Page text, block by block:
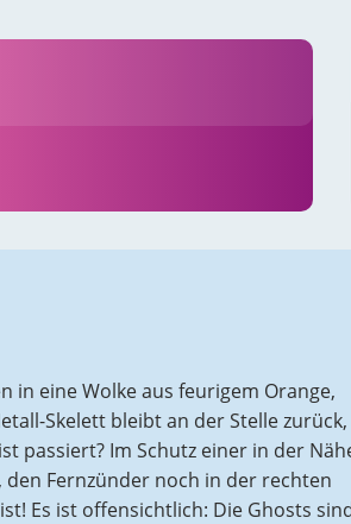
in eine Wolke aus feurigem Orange,
Skelett bleibt an der Stelle zurück,
passiert? Im Schutz einer in der
Fernzünder noch in der rechten
Es ist offensichtlich: Die Ghosts